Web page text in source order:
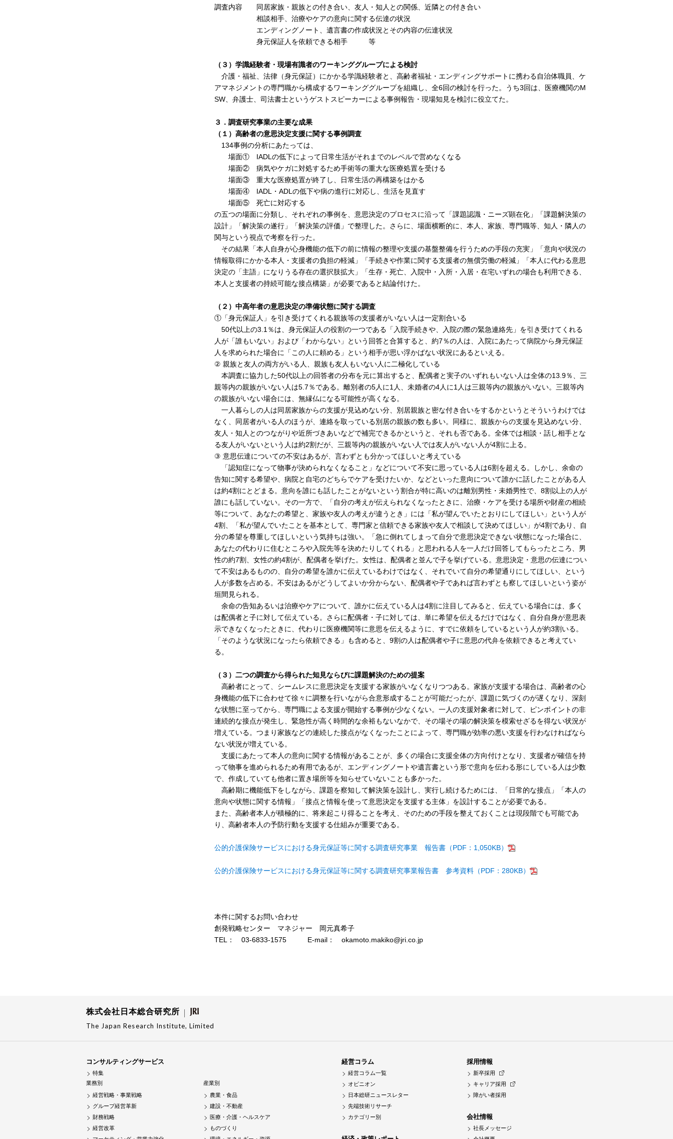
調査内容 同居家族・親族との付き合い、友人・知人との関係、近隣との付き合い
相談相手、治療やケアの意向に関する伝達の状況
エンディングノート、遺言書の作成状況とその内容の伝達状況
身元保証人を依頼できる相手 等
（３）学識経験者・現場有識者のワーキンググループによる検討
介護・福祉、法律（身元保証）にかかる学識経験者と、高齢者福祉・エンディングサポートに携わる自治体職員、ケ
アマネジメントの専門職から構成するワーキンググループを組織し、全6回の検討を行った。うち3回は、医療機関のM
SW、弁護士、司法書士というゲストスピーカーによる事例報告・現場知見を検討に役立てた。
３．調査研究事業の主要な成果
（１）高齢者の意思決定支援に関する事例調査
134事例の分析にあたっては、
場面① IADLの低下によって日常生活がそれまでのレベルで営めなくなる
場面② 病気やケガに対処するため手術等の重大な医療処置を受ける
場面③ 重大な医療処置が終了し、日常生活の再構築をはかる
場面④ IADL・ADLの低下や病の進行に対応し、生活を見直す
場面⑤ 死亡に対応する
の五つの場面に分類し、それぞれの事例を、意思決定のプロセスに沿って「課題認識・ニーズ顕在化」「課題解決策の
設計」「解決策の遂行」「解決策の評価」で整理した。さらに、場面横断的に、本人、家族、専門職等、知人・隣人の
関与という視点で考察を行った。
その結果「本人自身が心身機能の低下の前に情報の整理や支援の基盤整備を行うための手段の充実」「意向や状況の
情報取得にかかる本人・支援者の負担の軽減」「手続きや作業に関する支援者の無償労働の軽減」「本人に代わる意思
決定の「主語」になりうる存在の選択肢拡大」「生存・死亡、入院中・入所・入居・在宅いずれの場合も利用できる、
本人と支援者の持続可能な接点構築」が必要であると結論付けた。
（２）中高年者の意思決定の準備状態に関する調査
①「身元保証人」を引き受けてくれる親族等の支援者がいない人は一定割合いる
50代以上の3.1％は、身元保証人の役割の一つである「入院手続きや、入院の際の緊急連絡先」を引き受けてくれる
人が「誰もいない」および「わからない」という回答と合算すると、約7％の人は、入院にあたって病院から身元保証
人を求められた場合に「この人に頼める」という相手が思い浮かばない状況にあるといえる。
② 親族と友人の両方がいる人、親族も友人もいない人に二極化している
本調査に協力した50代以上の回答者の分布を元に算出すると、配偶者と実子のいずれもいない人は全体の13.9％、三
親等内の親族がいない人は5.7％である。離別者の5人に1人、未婚者の4人に1人は三親等内の親族がいない。三親等内
の親族がいない場合には、無縁仏になる可能性が高くなる。
一人暮らしの人は同居家族からの支援が見込めない分、別居親族と密な付き合いをするかというとそういうわけでは
なく、同居者がいる人のほうが、連絡を取っている別居の親族の数も多い。同様に、親族からの支援を見込めない分、
友人・知人とのつながりや近所づきあいなどで補完できるかというと、それも否である。全体では相談・話し相手とな
る友人がいないという人は約2割だが、三親等内の親族がいない人では友人がいない人が4割に上る。
③ 意思伝達についての不安はあるが、言わずとも分かってほしいと考えている
「認知症になって物事が決められなくなること」などについて不安に思っている人は6割を超える。しかし、余命の
告知に関する希望や、病院と自宅のどちらでケアを受けたいか、などといった意向について誰かに話したことがある人
は約4割にとどまる。意向を誰にも話したことがないという割合が特に高いのは離別男性・未婚男性で、8割以上の人が
誰にも話していない。その一方で、「自分の考えが伝えられなくなったときに、治療・ケアを受ける場所や財産の相続
等について、あなたの希望と、家族や友人の考えが違うとき」には「私が望んでいたとおりにしてほしい」という人が
4割、「私が望んでいたことを基本として、専門家と信頼できる家族や友人で相談して決めてほしい」が4割であり、自
分の希望を尊重してほしいという気持ちは強い。「急に倒れてしまって自分で意思決定できない状態になった場合に、
あなたの代わりに住むところや入院先等を決めたりしてくれる」と思われる人を一人だけ回答してもらったところ、男
性の約7割、女性の約4割が、配偶者を挙げた。女性は、配偶者と並んで子を挙げている。意思決定・意思の伝達につい
て不安はあるものの、自分の希望を誰かに伝えているわけではなく、それでいて自分の希望通りにしてほしい、という
人が多数を占める。不安はあるがどうしてよいか分からない、配偶者や子であれば言わずとも察してほしいという姿が
垣間見られる。
余命の告知あるいは治療やケアについて、誰かに伝えている人は4割に注目してみると、伝えている場合には、多く
は配偶者と子に対して伝えている。さらに配偶者・子に対しては、単に希望を伝えるだけではなく、自分自身が意思表
示できなくなったときに、代わりに医療機関等に意思を伝えるように、すでに依頼をしているという人が約3割いる。
「そのような状況になったら依頼できる」も含めると、9割の人は配偶者や子に意思の代弁を依頼できると考えてい
る。
（３）二つの調査から得られた知見ならびに課題解決のための提案
高齢者にとって、シームレスに意思決定を支援する家族がいなくなりつつある。家族が支援する場合は、高齢者の心
身機能の低下に合わせて徐々に調整を行いながら合意形成することが可能だったが、課題に気づくのが遅くなり、深刻
な状態に至ってから、専門職による支援が開始する事例が少なくない。一人の支援対象者に対して、ピンポイントの非
連続的な接点が発生し、緊急性が高く時間的な余裕もないなかで、その場その場の解決策を模索せざるを得ない状況が
増えている。つまり家族などの連続した接点がなくなったことによって、専門職が効率の悪い支援を行わなければなら
ない状況が増えている。
支援にあたって本人の意向に関する情報があることが、多くの場合に支援全体の方向付けとなり、支援者が確信を持
って物事を進められるため有用であるが、エンディングノートや遺言書という形で意向を伝わる形にしている人は少数
で、作成していても他者に置き場所等を知らせていないことも多かった。
高齢期に機能低下をしながら、課題を察知して解決策を設計し、実行し続けるためには、「日常的な接点」「本人の
意向や状態に関する情報」「接点と情報を使って意思決定を支援する主体」を設計することが必要である。
また、高齢者本人が積極的に、将来起こり得ることを考え、そのための手段を整えておくことは現段階でも可能であ
り、高齢者本人の予防行動を支援する仕組みが重要である。
公的介護保険サービスにおける身元保証等に関する調査研究事業 報告書（PDF：1,050KB）
公的介護保険サービスにおける身元保証等に関する調査研究事業報告書 参考資料（PDF：280KB）
本件に関するお問い合わせ
創発戦略センター マネジャー 岡元真希子
TEL： 03-6833-1575 E-mail： okamoto.makiko@jri.co.jp
株式会社日本総合研究所
The Japan Research Institute, Limited
コンサルティングサービス
特集
業務別
経営戦略・事業戦略
グループ経営革新
財務戦略
経営改革
産業別
農業・食品
建設・不動産
医療・介護・ヘルスケア
ものづくり
経営コラム
経営コラム一覧
オピニオン
日本総研ニュースレター
先端技術リサーチ
カテゴリー別
採用情報
新卒採用
キャリア採用
障がい者採用
会社情報
社長メッセージ